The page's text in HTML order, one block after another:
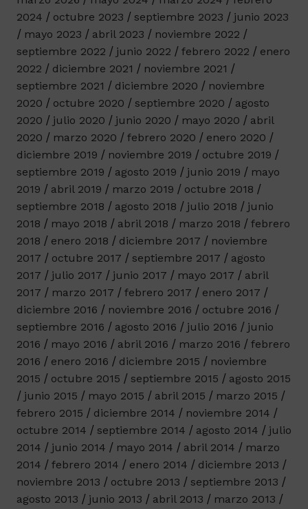
2024
octubre 2023 septiembre 2023
junio 2023
mayo 2023
abril 2023
noviembre 2022
septiembre 2022
junio 2022 febrero 2022
enero
2022
diciembre 2021
noviembre 2021
septiembre 2021
diciembre 2020
noviembre
2020
octubre 2020 septiembre 2020
agosto
2020
julio 2020 junio 2020 mayo 2020
abril
2020
marzo 2020 febrero 2020
enero 2020
diciembre 2019
noviembre 2019
octubre 2019
septiembre 2019
agosto 2019 junio 2019
mayo
2019
abril 2019 marzo 2019
octubre 2018
septiembre 2018
agosto 2018 julio 2018
junio
2018
mayo 2018 abril 2018 marzo 2018
febrero
2018
enero 2018 diciembre 2017
noviembre
2017
octubre 2017 septiembre 2017
agosto
2017
julio 2017 junio 2017 mayo 2017
abril
2017
marzo 2017 febrero 2017
enero 2017
diciembre 2016
noviembre 2016
octubre 2016
septiembre 2016
agosto 2016 julio 2016
junio
2016
mayo 2016 abril 2016 marzo 2016
febrero
2016
enero 2016 diciembre 2015
noviembre
2015
octubre 2015 septiembre 2015
agosto 2015
junio 2015
mayo 2015 abril 2015
marzo 2015
febrero 2015
diciembre 2014
noviembre 2014
octubre 2014
septiembre 2014 agosto 2014
julio
2014
junio 2014 mayo 2014 abril 2014
marzo
2014
febrero 2014 enero 2014
diciembre 2013
noviembre 2013
octubre 2013
septiembre 2013
agosto 2013
junio 2013 abril 2013
marzo 2013